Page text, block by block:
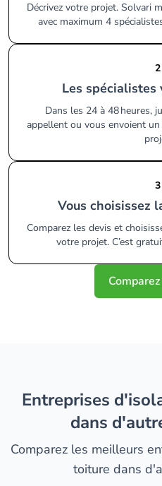
Décrivez votre projet. Solvari
avec maximum 4
2
Les
Dans les 24 à 48 heures,
appellent ou vous envoient
3
Vous
Comparez les devis et
votre projet. C’est
entreprises d'isolation de la toiture
dans
Comparez les meilleurs
toiture dans